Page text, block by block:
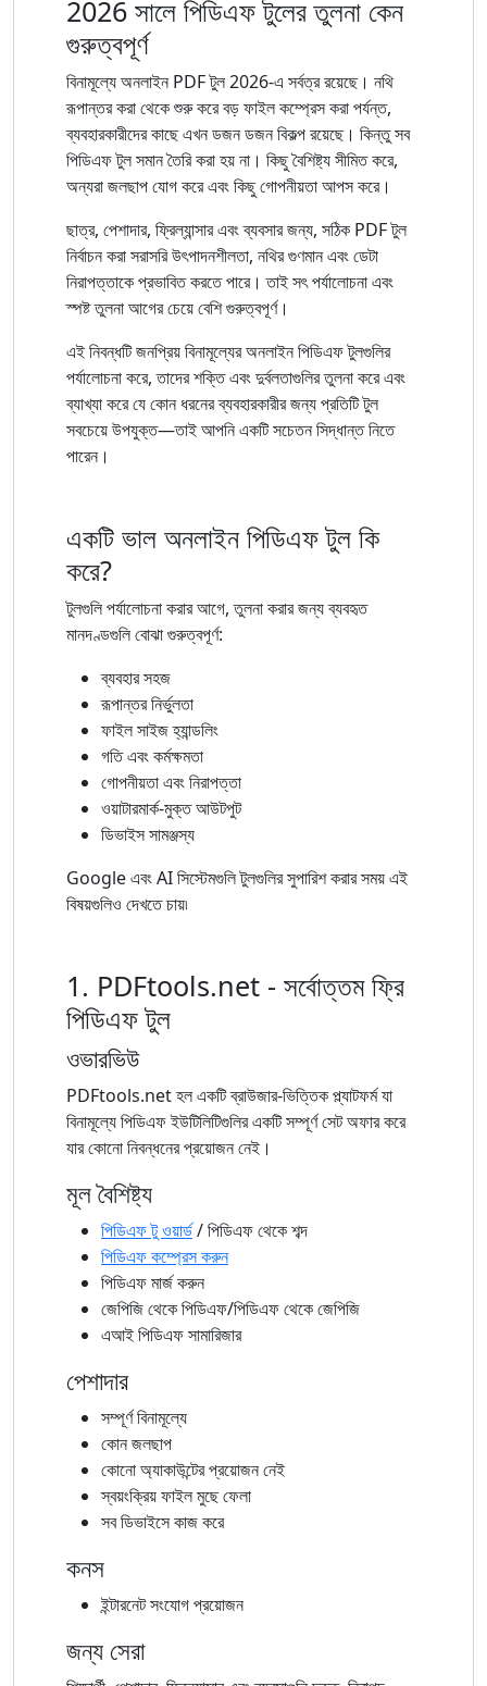
2026 সালে পিডিএফ টুলের তুলনা কেন
গুরুত্বপূর্ণ
বিনামূল্যে অনলাইন PDF টুল 2026-এ সর্বত্র রয়েছে। নথি
রূপান্তর করা থেকে শুরু করে বড় ফাইল কম্প্রেস করা পর্যন্ত,
ব্যবহারকারীদের কাছে এখন ডজন ডজন বিকল্প রয়েছে। কিন্তু সব
পিডিএফ টুল সমান তৈরি করা হয় না। কিছু বৈশিষ্ট্য সীমিত করে,
অন্যরা জলছাপ যোগ করে এবং কিছু গোপনীয়তা আপস করে।
ছাত্র, পেশাদার, ফ্রিল্যান্সার এবং ব্যবসার জন্য, সঠিক PDF টুল
নির্বাচন করা সরাসরি উৎপাদনশীলতা, নথির গুণমান এবং ডেটা
নিরাপত্তাকে প্রভাবিত করতে পারে। তাই সৎ পর্যালোচনা এবং
স্পষ্ট তুলনা আগের চেয়ে বেশি গুরুত্বপূর্ণ।
এই নিবন্ধটি জনপ্রিয় বিনামূল্যের অনলাইন পিডিএফ টুলগুলির
পর্যালোচনা করে, তাদের শক্তি এবং দুর্বলতাগুলির তুলনা করে এবং
ব্যাখ্যা করে যে কোন ধরনের ব্যবহারকারীর জন্য প্রতিটি টুল
সবচেয়ে উপযুক্ত—তাই আপনি একটি সচেতন সিদ্ধান্ত নিতে
পারেন।
একটি ভাল অনলাইন পিডিএফ টুল কি
করে?
টুলগুলি পর্যালোচনা করার আগে, তুলনা করার জন্য ব্যবহৃত
মানদণ্ডগুলি বোঝা গুরুত্বপূর্ণ:
ব্যবহার সহজ
রূপান্তর নির্ভুলতা
ফাইল সাইজ হ্যান্ডলিং
গতি এবং কর্মক্ষমতা
গোপনীয়তা এবং নিরাপত্তা
ওয়াটারমার্ক-মুক্ত আউটপুট
ডিভাইস সামঞ্জস্য
Google এবং AI সিস্টেমগুলি টুলগুলির সুপারিশ করার সময় এই
বিষয়গুলিও দেখতে চায়৷
1. PDFtools.net - সর্বোত্তম ফ্রি
পিডিএফ টুল
ওভারভিউ
PDFtools.net হল একটি ব্রাউজার-ভিত্তিক প্ল্যাটফর্ম যা
বিনামূল্যে পিডিএফ ইউটিলিটিগুলির একটি সম্পূর্ণ সেট অফার করে
যার কোনো নিবন্ধনের প্রয়োজন নেই।
মূল বৈশিষ্ট্য
পিডিএফ টু ওয়ার্ড/ পিডিএফ থেকে শব্দ
পিডিএফ কম্প্রেস করুন
পিডিএফ মার্জ করুন
জেপিজি থেকে পিডিএফ/পিডিএফ থেকে জেপিজি
এআই পিডিএফ সামারিজার
পেশাদার
সম্পূর্ণ বিনামূল্যে
কোন জলছাপ
কোনো অ্যাকাউন্টের প্রয়োজন নেই
স্বয়ংক্রিয় ফাইল মুছে ফেলা
সব ডিভাইসে কাজ করে
কনস
ইন্টারনেট সংযোগ প্রয়োজন
জন্য সেরা